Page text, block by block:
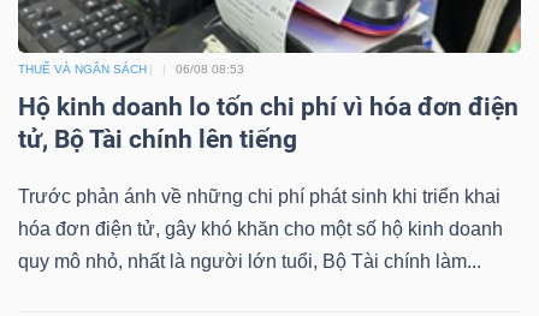
THUẾ VÀ NGÂN SÁCH 06/08 08:53
Hộ kinh doanh lo tốn chi phí vì hóa đơn điện
tử, Bộ Tài chính lên tiếng
Trước phản ánh về những chi phí phát sinh khi triển khai
hóa đơn điện tử, gây khó khăn cho một số hộ kinh doanh
quy mô nhỏ, nhất là người lớn tuổi, Bộ Tài chính làm...
Tất cả Người nội bộ Người liên quan Cổ đông lớn
Tin
tức
Bài